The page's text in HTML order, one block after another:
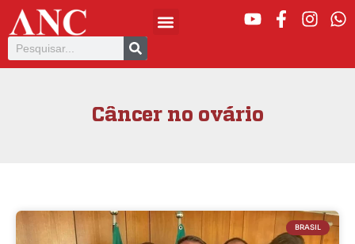
Câncer no ovário
BRASIL